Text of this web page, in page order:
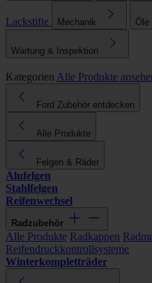
Lackstifte Mechanik Öle
Wartung & Inspektion
Kategorien Alle Produkte
Ford Zubehör entdecken
Alle Produkte
Felgen & Räder
Alufelgen
Stahlfelgen
Reifenwechsel
Radzubehör
Alle Produkte Radkappen
Reifendruckkontrollsysteme
Winterkompletträder